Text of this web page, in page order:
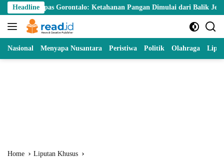
Skip
to
content
Headline
Gorontalo: Ketahanan Pangan Dimulai dari Balik Jeruji
Nasional Menyapa Nusantara Peristiwa Politik Olahraga
Home Liputan Khusus